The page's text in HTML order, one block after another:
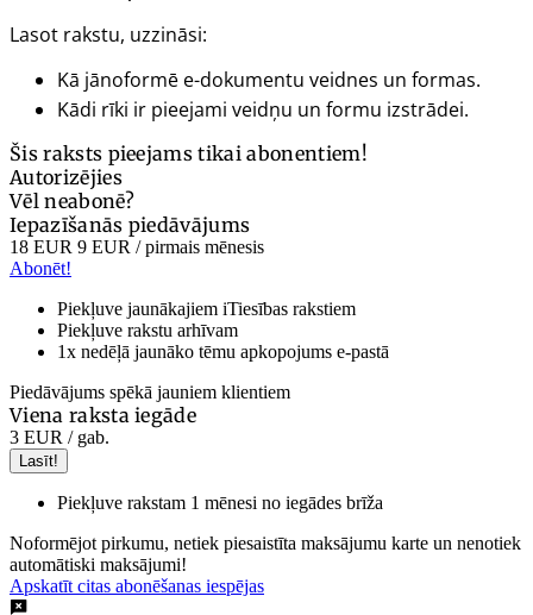
Lasot rakstu, uzzināsi:
Kā jānoformē e-dokumentu veidnes un formas.
Kādi rīki ir pieejami veidņu un formu izstrādei.
Šis raksts pieejams tikai abonentiem!
Autorizējies
Vēl neabonē?
Iepazīšanās piedāvājums
18 EUR 9 EUR / pirmais mēnesis
Abonēt!
Piekļuve jaunākajiem iTiesības rakstiem
Piekļuve rakstu arhīvam
1x nedēļā jaunāko tēmu apkopojums e-pastā
Piedāvājums spēkā jauniem klientiem
Viena raksta iegāde
3 EUR / gab.
Lasīt!
Piekļuve rakstam 1 mēnesi no iegādes brīža
Noformējot pirkumu, netiek piesaistīta maksājumu karte un nenotiek
automātiski maksājumi!
Apskatīt citas abonēšanas iespējas